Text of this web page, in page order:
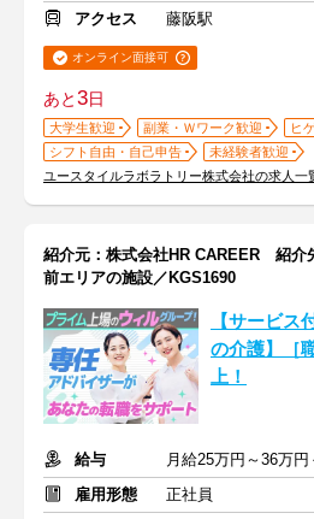
アクセス
藤阪駅
オンライン面接可
あと3日
大学生歓迎 副業・Ｗワーク歓迎
ヒ
シフト自由・自己申告
未経験者歓迎
ユースタイルラボラトリー株式会社の求人一
紹介元：株式会社HR CAREER 紹介
前エリアの施設／KGS1690
【サービス
の介護】［
上！
給与
月給25万円～36万
雇用形態
正社員